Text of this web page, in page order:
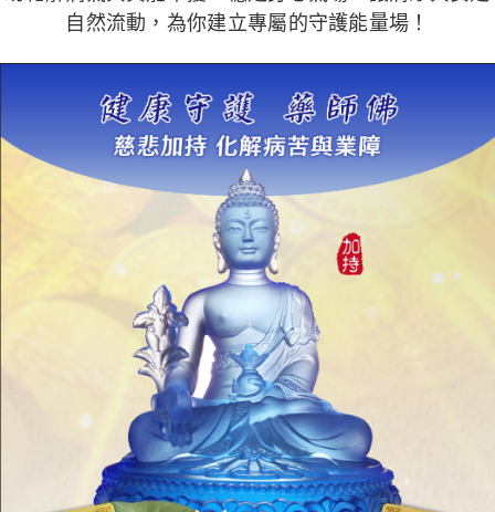
自然流動，為你建立專屬的守護能量場！